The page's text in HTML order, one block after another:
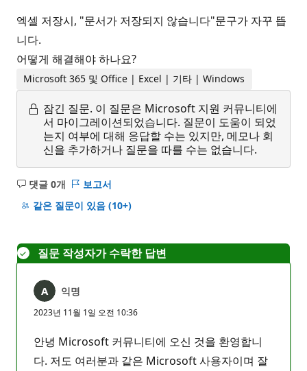
엑셀 저장시, "문서가 저장되지 않습니다"문구가 자꾸 뜹
니다.
어떻게 해결해야 하나요?
Microsoft 365 및 Office | Excel | 기타 | Windows
잠긴 질문. 이 질문은 Microsoft 지원 커뮤니티에
서 마이그레이션되었습니다. 질문이 도움이 되었
는지 여부에 대해 응답할 수는 있지만, 메모나 회
신을 추가하거나 질문을 따를 수는 없습니다.
댓글 0개
설
명
보고서
같은 질문이 있음 (10+)
질문 작성자가 수락한 답변
익명
2023년 11월 1일 오전 10:36
안녕 Microsoft 커뮤니티에 오신 것을 환영합니
다. 저도 여러분과 같은 Microsoft 사용자이며 잘